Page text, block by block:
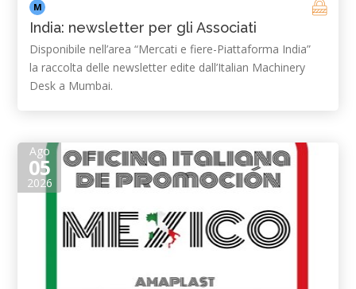
M
India: newsletter per gli Associati
Disponibile nell’area “Mercati e fiere-Piattaforma India”
la raccolta delle newsletter edite dall’Italian Machinery
Desk a Mumbai.
Ago
05
2026